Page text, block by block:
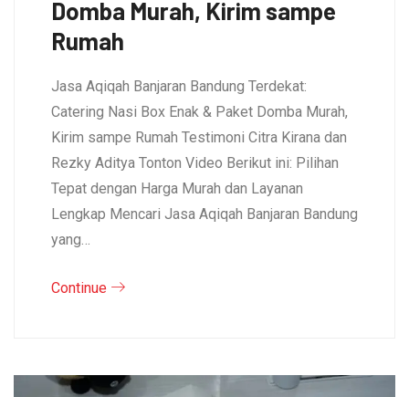
Domba Murah, Kirim sampe
Rumah
Jasa Aqiqah Banjaran Bandung Terdekat:
Catering Nasi Box Enak & Paket Domba Murah,
Kirim sampe Rumah Testimoni Citra Kirana dan
Rezky Aditya Tonton Video Berikut ini: Pilihan
Tepat dengan Harga Murah dan Layanan
Lengkap Mencari Jasa Aqiqah Banjaran Bandung
yang…
Continue